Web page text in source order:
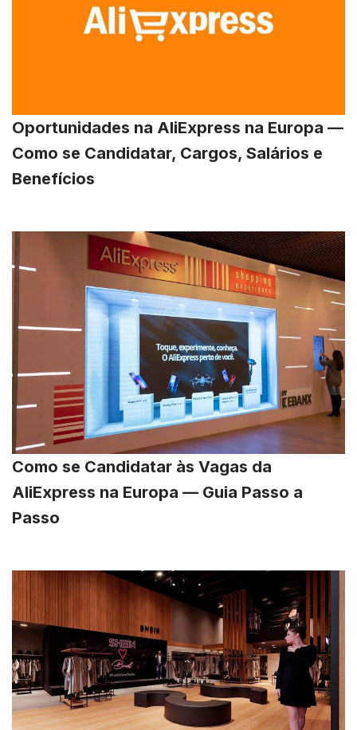
Oportunidades na AliExpress na Europa —
Como se Candidatar, Cargos, Salários e
Benefícios
Como se Candidatar às Vagas da
AliExpress na Europa — Guia Passo a
Passo